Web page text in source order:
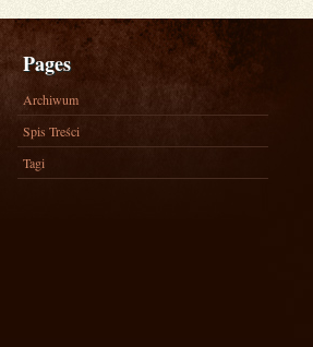
Pages
Archiwum
Spis Treści
Tagi